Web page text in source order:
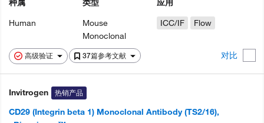
高级验证 37篇参考文献 对比
种属
Human
类型
Mouse
Monoclonal
应用
ICC/IF
Flow
Invitrogen 热销产品
CD29 (Integrin beta 1) Monoclonal Antibody (TS2/16),